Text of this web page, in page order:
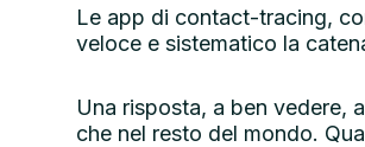
Le app di contact-tracing,
veloce e sistematico la
Una risposta, a ben vedere,
che nel resto del mondo.